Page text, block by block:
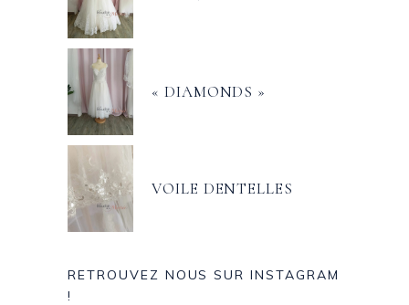
« DIAMONDS »
VOILE DENTELLES
RETROUVEZ NOUS SUR INSTAGRAM
!